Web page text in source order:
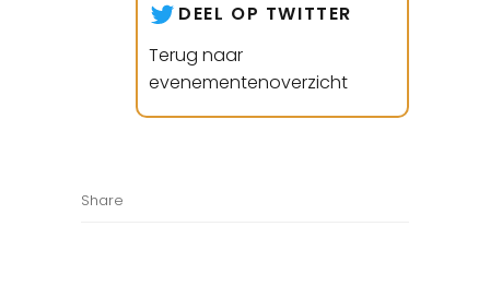
DEEL OP TWITTER
Terug naar
evenementenoverzicht
Share